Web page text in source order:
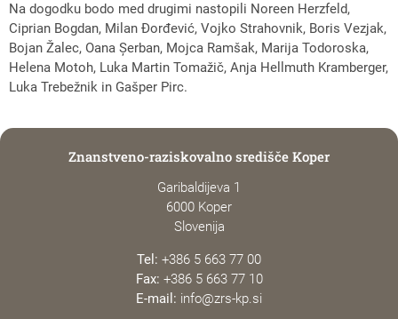
Na dogodku bodo med drugimi nastopili Noreen Herzfeld,
Ciprian Bogdan, Milan Đorđević, Vojko Strahovnik, Boris Vezjak,
Bojan Žalec, Oana Șerban, Mojca Ramšak, Marija Todoroska,
Helena Motoh, Luka Martin Tomažič, Anja Hellmuth Kramberger,
Luka Trebežnik in Gašper Pirc.
Znanstveno-raziskovalno središče Koper
Garibaldijeva 1
6000 Koper
Slovenija
Tel: +386 5 663 77 00
Fax: +386 5 663 77 10
E-mail: info@zrs-kp.si